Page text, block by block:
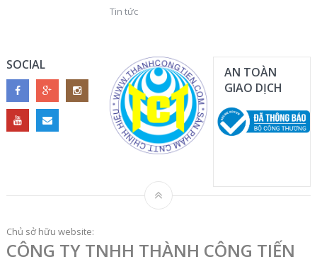
Tin tức
SOCIAL
AN TOÀN
GIAO DỊCH
Chủ sở hữu website:
CÔNG TY TNHH THÀNH CÔNG TIẾN